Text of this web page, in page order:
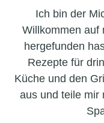
Ich bin der
Willkommen auf
hergefunden
Rezepte für
Küche und den
aus und teile mir